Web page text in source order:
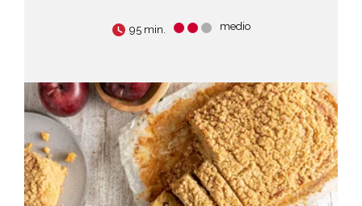
95 min. medio